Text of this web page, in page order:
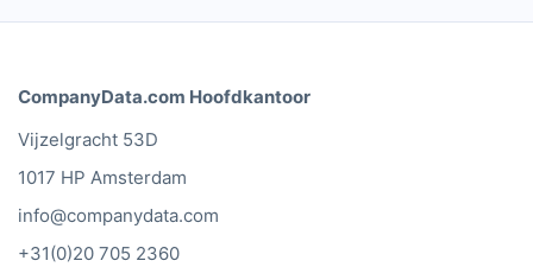
CompanyData.com Hoofdkantoor
Vijzelgracht 53D
1017 HP Amsterdam
info@companydata.com
+31(0)20 705 2360